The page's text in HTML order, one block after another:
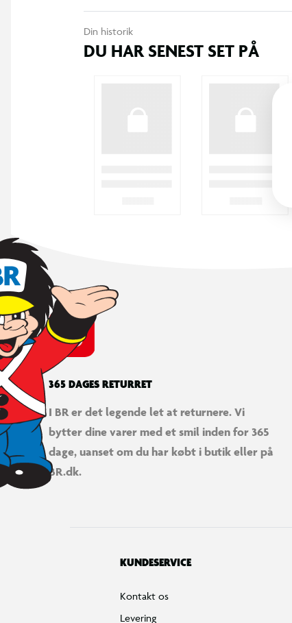
Din historik
DU HAR SENEST SET PÅ
365 DAGES RETURRET
I BR er det legende let at returnere. Vi
bytter dine varer med et smil inden for 365
dage, uanset om du har købt i butik eller på
BR.dk.
KUNDESERVICE
Kontakt os
Levering